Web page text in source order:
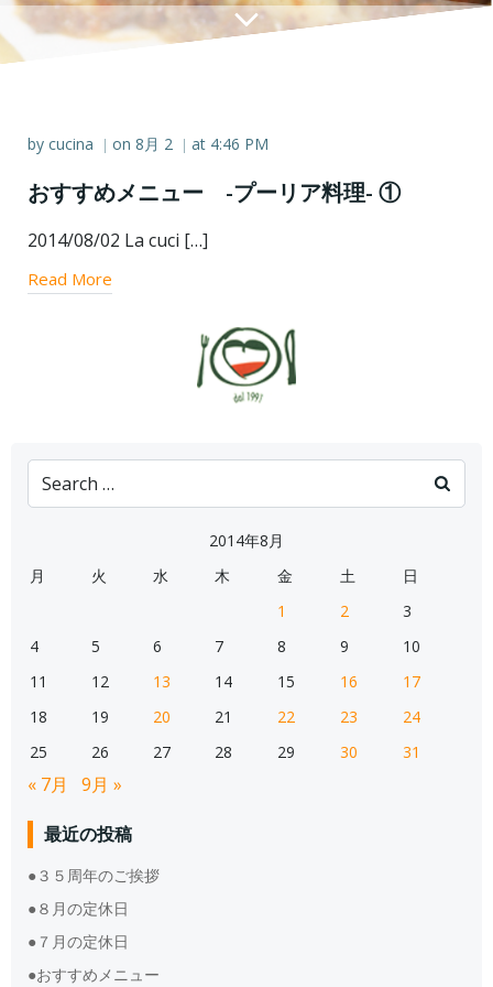
by cucina | on 8月 2 | at 4:46 PM
おすすめメニュー -プーリア料理- ①
2014/08/02 La cuci […]
Read More
Search
for:
2014年8月
月
火 水 木 金 土
日
1
2
3
4
5 6 7 8 9
10
11
12 13 14 15 16
17
18
19 20 21 22 23
24
25
26 27 28 29 30 31
« 7月 9月 »
最近の投稿
●３５周年のご挨拶
●８月の定休日
●７月の定休日
●おすすめメニュー